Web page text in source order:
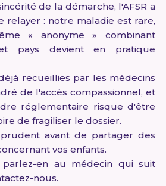
de la démarche, l'AFSR a
relayer : notre maladie est rare,
« anonyme » combinant
pays devient en pratique
recueillies par les médecins
de l'accès compassionnel, et
réglementaire risque d'être
de fragiliser le dossier.
avant de partager des
vos enfants.
en au médecin qui suit
nous.